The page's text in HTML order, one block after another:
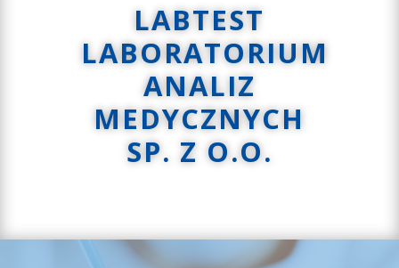
LABTEST
LABORATORIUM
ANALIZ
MEDYCZNYCH
SP. Z O.O.